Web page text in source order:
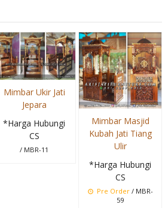
Mimbar Ukir Jati
Jepara
*Harga Hubungi
CS
/ MBR-11
Mimbar Masjid
Kubah Jati Tiang
Ulir
*Harga Hubungi
CS
Pre Order/ MBR-
59